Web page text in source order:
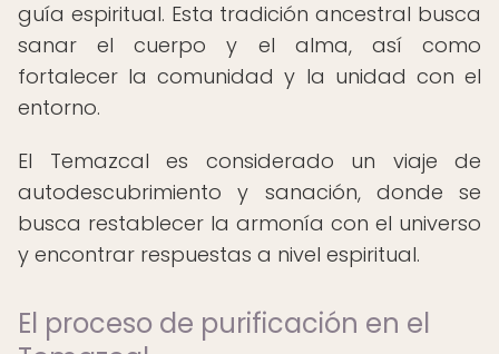
guía espiritual. Esta tradición ancestral busca
sanar el cuerpo y el alma, así como
fortalecer la comunidad y la unidad con el
entorno.
El Temazcal es considerado un viaje de
autodescubrimiento y sanación, donde se
busca restablecer la armonía con el universo
y encontrar respuestas a nivel espiritual.
El proceso de purificación en el